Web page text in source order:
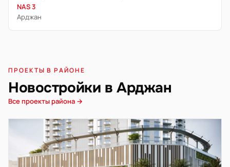
NAS 3
Арджан
ПРОЕКТЫ В РАЙОНЕ
Новостройки в Арджан
Все проекты района →